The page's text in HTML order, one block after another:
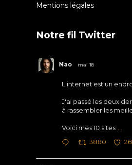
Mentions légales
Notre fil Twitter
Nao mai 18
L'internet est un
J'ai passé les deux
à rassembler les
Voici mes 10 sites
3880